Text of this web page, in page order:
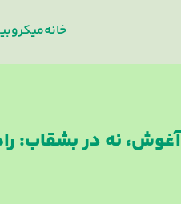
خانه
نه در بشقاب: